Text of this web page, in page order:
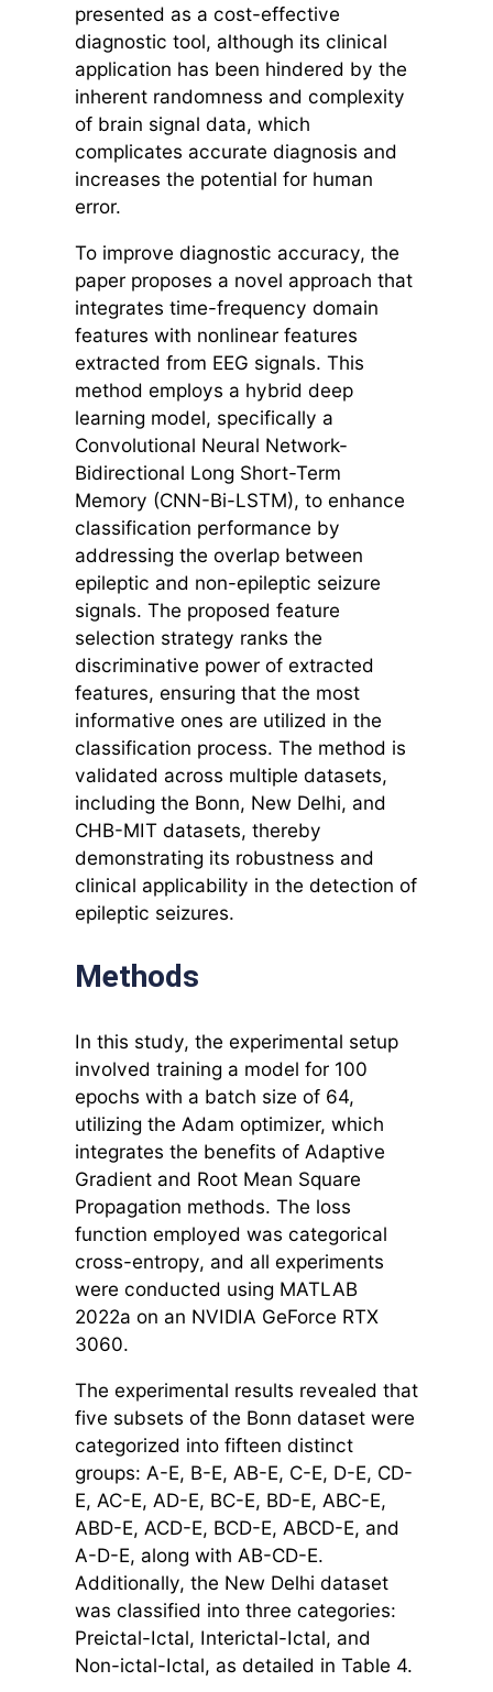
presented as a cost-effective
diagnostic tool, although its clinical
application has been hindered by the
inherent randomness and complexity
of brain signal data, which
complicates accurate diagnosis and
increases the potential for human
error.
To improve diagnostic accuracy, the
paper proposes a novel approach that
integrates time-frequency domain
features with nonlinear features
extracted from EEG signals. This
method employs a hybrid deep
learning model, specifically a
Convolutional Neural Network-
Bidirectional Long Short-Term
Memory (CNN-Bi-LSTM), to enhance
classification performance by
addressing the overlap between
epileptic and non-epileptic seizure
signals. The proposed feature
selection strategy ranks the
discriminative power of extracted
features, ensuring that the most
informative ones are utilized in the
classification process. The method is
validated across multiple datasets,
including the Bonn, New Delhi, and
CHB-MIT datasets, thereby
demonstrating its robustness and
clinical applicability in the detection of
epileptic seizures.
Methods
In this study, the experimental setup
involved training a model for 100
epochs with a batch size of 64,
utilizing the Adam optimizer, which
integrates the benefits of Adaptive
Gradient and Root Mean Square
Propagation methods. The loss
function employed was categorical
cross-entropy, and all experiments
were conducted using MATLAB
2022a on an NVIDIA GeForce RTX
3060.
The experimental results revealed that
five subsets of the Bonn dataset were
categorized into fifteen distinct
groups: A-E, B-E, AB-E, C-E, D-E, CD-
E, AC-E, AD-E, BC-E, BD-E, ABC-E,
ABD-E, ACD-E, BCD-E, ABCD-E, and
A-D-E, along with AB-CD-E.
Additionally, the New Delhi dataset
was classified into three categories:
Preictal-Ictal, Interictal-Ictal, and
Non-ictal-Ictal, as detailed in Table 4.